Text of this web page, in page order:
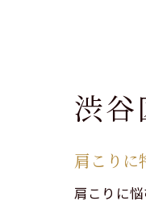
渋
肩こりに
肩こりに